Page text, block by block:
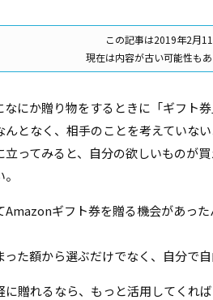
この記事は2019年2月
現在は内容が古い可能性も
なにか贈り物をするときに「ギフト
んとなく、相手のことを考えていな
立ってみると、自分の欲しいものが
Amazonギフト券を贈る機会があっ
た額から選ぶだけでなく、自分で
に贈れるなら、もっと活用してくれ